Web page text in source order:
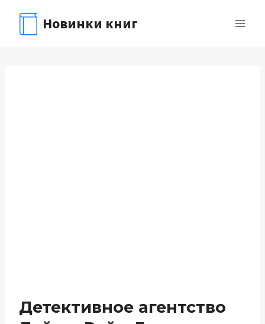
содержимому
Новинки книг
Детективное агентство